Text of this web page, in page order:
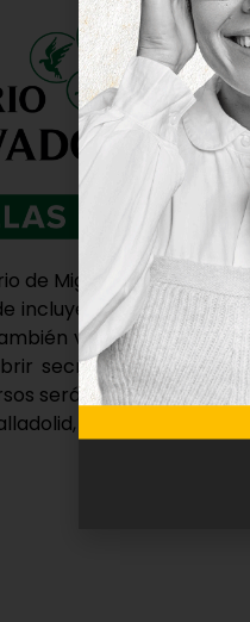
de Miguel Delibes, ‘El
incluyendo las rutas
varios concursos
secretos y
serán 5 botellas de
y entradas a